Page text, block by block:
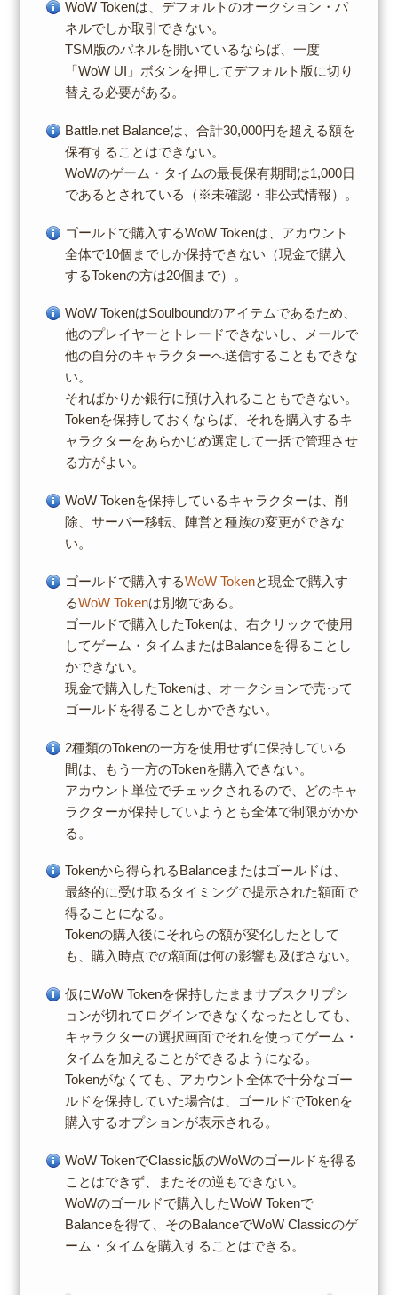
WoW Tokenは、デフォルトのオークション・パ
ネルでしか取引できない。
TSM版のパネルを開いているならば、一度
「WoW UI」ボタンを押してデフォルト版に切り
替える必要がある。
Battle.net Balanceは、合計30,000円を超える額を
保有することはできない。
WoWのゲーム・タイムの最長保有期間は1,000日
であるとされている（※未確認・非公式情報）。
ゴールドで購入するWoW Tokenは、アカウント
全体で10個までしか保持できない（現金で購入
するTokenの方は20個まで）。
WoW TokenはSoulboundのアイテムであるため、
他のプレイヤーとトレードできないし、メールで
他の自分のキャラクターへ送信することもできな
い。
そればかりか銀行に預け入れることもできない。
Tokenを保持しておくならば、それを購入するキ
ャラクターをあらかじめ選定して一括で管理させ
る方がよい。
WoW Tokenを保持しているキャラクターは、削
除、サーバー移転、陣営と種族の変更ができな
い。
ゴールドで購入するWoW Tokenと現金で購入す
るWoW Tokenは別物である。
ゴールドで購入したTokenは、右クリックで使用
してゲーム・タイムまたはBalanceを得ることし
かできない。
現金で購入したTokenは、オークションで売って
ゴールドを得ることしかできない。
2種類のTokenの一方を使用せずに保持している
間は、もう一方のTokenを購入できない。
アカウント単位でチェックされるので、どのキャ
ラクターが保持していようとも全体で制限がかか
る。
Tokenから得られるBalanceまたはゴールドは、
最終的に受け取るタイミングで提示された額面で
得ることになる。
Tokenの購入後にそれらの額が変化したとして
も、購入時点での額面は何の影響も及ぼさない。
仮にWoW Tokenを保持したままサブスクリプシ
ョンが切れてログインできなくなったとしても、
キャラクターの選択画面でそれを使ってゲーム・
タイムを加えることができるようになる。
Tokenがなくても、アカウント全体で十分なゴー
ルドを保持していた場合は、ゴールドでTokenを
購入するオプションが表示される。
WoW TokenでClassic版のWoWのゴールドを得る
ことはできず、またその逆もできない。
WoWのゴールドで購入したWoW Tokenで
Balanceを得て、そのBalanceでWoW Classicのゲ
ーム・タイムを購入することはできる。